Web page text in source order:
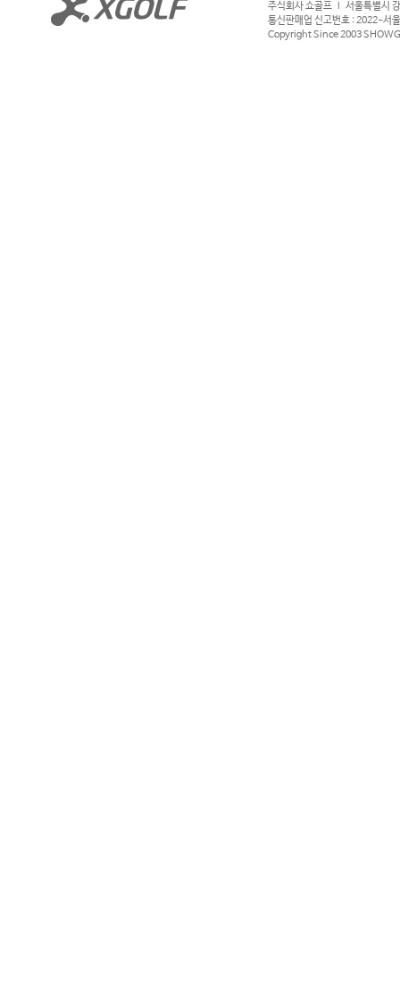
주식회사 쇼골프 l 서울특별시
통신판매업 신고번호 : 2022-
Copyright Since 2003